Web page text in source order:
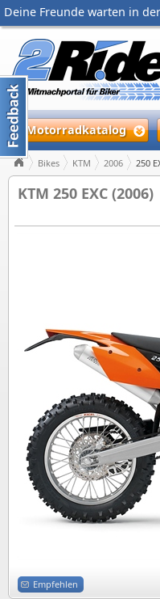
Deine Freunde warten in der
Motorradkatalog
Bikes KTM 2006 250
KTM 250 EXC (2006)
Empfehlen